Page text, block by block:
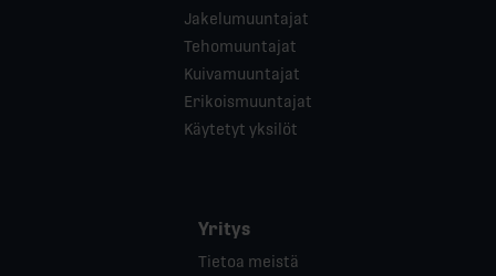
Jakelumuuntajat
Tehomuuntajat
Kuivamuuntajat
Erikoismuuntajat
Käytetyt yksilöt
Yritys
Tietoa meistä